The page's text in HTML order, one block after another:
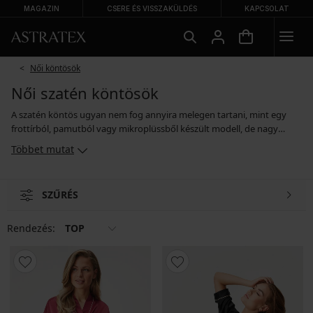
MAGAZIN CSERE ÉS VISSZAKÜLDÉS KAPCSOLAT
Női köntösök
Női szatén köntösök
A szatén köntös ugyan nem fog annyira melegen tartani, mint egy
frottírból, pamutból vagy mikroplüssből készült modell, de nagy
előnye, hogy szinte minden nőnek jól áll. A fényes szatén kellemesen
hűsít, és nagyon jól mutat sima felületű kivitelben, és csipkével
stílusos otthoni öltözékként is viselhető.
Többet mutat
SZŰRÉS
Rendezés: TOP